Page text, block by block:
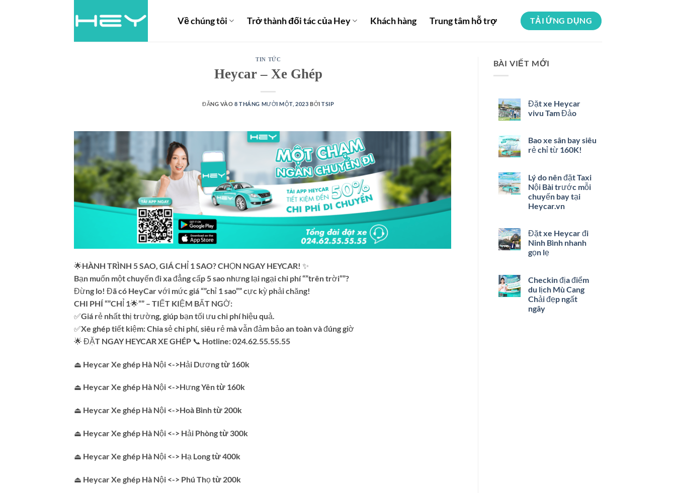
Về chúng tôi Trở thành đối tác của Hey Khách hàng Trung tâm hỗ trợ TẢI ỨNG DỤNG
TIN TỨC
Heycar – Xe Ghép
ĐĂNG VÀO8 THÁNG MƯỜI MỘT, 2023 BỞITSIP
🌟HÀNH TRÌNH 5 SAO, GIÁ CHỈ 1 SAO? CHỌN NGAY HEYCAR! ✨
Bạn muốn một chuyến đi xa đẳng cấp 5 sao nhưng lại ngại chi phí “”trên trời””?
Đừng lo! Đã có HeyCar với mức giá “”chỉ 1 sao”” cực kỳ phải chăng!
CHI PHÍ “”CHỈ 1🌟”” – TIẾT KIỆM BẤT NGỜ:
✅Giá rẻ nhất thị trường, giúp bạn tối ưu chi phí hiệu quả.
✅Xe ghép tiết kiệm: Chia sẻ chi phí, siêu rẻ mà vẫn đảm bảo an toàn và đúng giờ
🌟 ĐẶT NGAY HEYCAR XE GHÉP 📞 Hotline: 024.62.55.55.55
⏏ Heycar Xe ghép Hà Nội <->Hải Dươngtừ 160k
⏏ Heycar Xe ghép Hà Nội <->Hưng Yêntừ 160k
⏏ Heycar Xe ghép Hà Nội <->Hoà Bìnhtừ 200k
⏏ Heycar Xe ghép Hà Nội <-> Hải Phòngtừ 300k
⏏ Heycar Xe ghép Hà Nội <-> Hạ Longtừ 400k
⏏ Heycar Xe ghép Hà Nội <-> Phú Thọtừ 200k
BÀI VIẾT MỚI
Đặt xe Heycar
vivu Tam Đảo
Bao xe sân bay siêu
rẻ chỉ từ 160K!
Lý do nên đặt Taxi
Nội Bài trước mỗi
chuyến bay tại
Heycar.vn
Đặt xe Heycar đi
Ninh Bình nhanh
gọn lẹ
Checkin địa điểm
du lịch Mù Cang
Chải đẹp ngất
ngây